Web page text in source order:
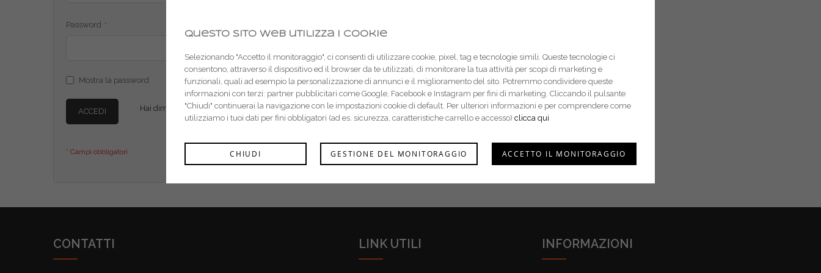
Password
Mostra la password
ACCEDI Hai dimenticato la password?
CONTATTI LINK UTILI INFORMAZIONI
Questo sito web utilizza i cookie
Selezionando "Accetto il monitoraggio", ci consenti di utilizzare cookie, pixel, tag e tecnologie simili. Queste tecnologie ci
consentono, attraverso il dispositivo ed il browser da te utilizzati, di monitorare la tua attività per scopi di marketing e
funzionali, quali ad esempio la personalizzazione di annunci e il miglioramento del sito. Potremmo condividere queste
informazioni con terzi: partner pubblicitari come Google, Facebook e Instagram per fini di marketing. Cliccando il pulsante
"Chiudi" continuerai la navigazione con le impostazioni cookie di default. Per ulteriori informazioni e per comprendere come
utilizziamo i tuoi dati per fini obbligatori (ad es. sicurezza, caratteristiche carrello e accesso) clicca qui
CHIUDI GESTIONE DEL MONITORAGGIO ACCETTO IL MONITORAGGIO